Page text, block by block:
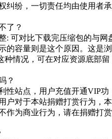
纠纷，一切责任均由使用者承
了？
: 可对比下载完压缩包的与网
的容量则是这个原因。这是浏
种情况，可在对应资源底部留
？
性站点，用户充值开通VIP功
户对于本站捐赠打赏行为，本
作为商业行为，请在捐赠打赏